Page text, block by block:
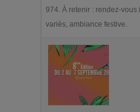
974. À retenir : rendez-
variés, ambiance festive.